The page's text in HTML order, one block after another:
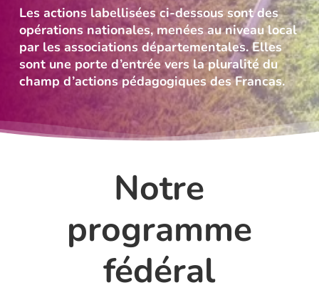
Les actions labellisées ci-dessous sont des
opérations nationales, menées au niveau local
par les associations départementales. Elles
sont une porte d’entrée vers la pluralité du
champ d’actions pédagogiques des Francas.
Notre
programme
fédéral